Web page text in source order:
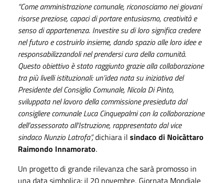
“Come amministrazione comunale, riconosciamo nei giovani
risorse preziose, capaci di portare entusiasmo, creatività e
senso di appartenenza. Investire su di loro significa credere
nel futuro e costruirlo insieme, dando spazio alle loro idee e
responsabilizzandoli nel prendersi cura della comunità.
Questo obiettivo è stato raggiunto grazie alla collaborazione
tra più livelli istituzionali: un’idea nata su iniziativa del
Presidente del Consiglio Comunale, Nicola Di Pinto,
sviluppata nel lavoro della commissione presieduta dal
consigliere comunale Luca Cinquepalmi con la collaborazione
dell’assessorato all’Istruzione, rappresentato dal vice
sindaco Nunzio Latrofa”,dichiara il sindaco di Noicàttaro
Raimondo Innamorato.
Un progetto di grande rilevanza che sarà promosso in
una data simbolica: il 20 novembre, Giornata Mondiale